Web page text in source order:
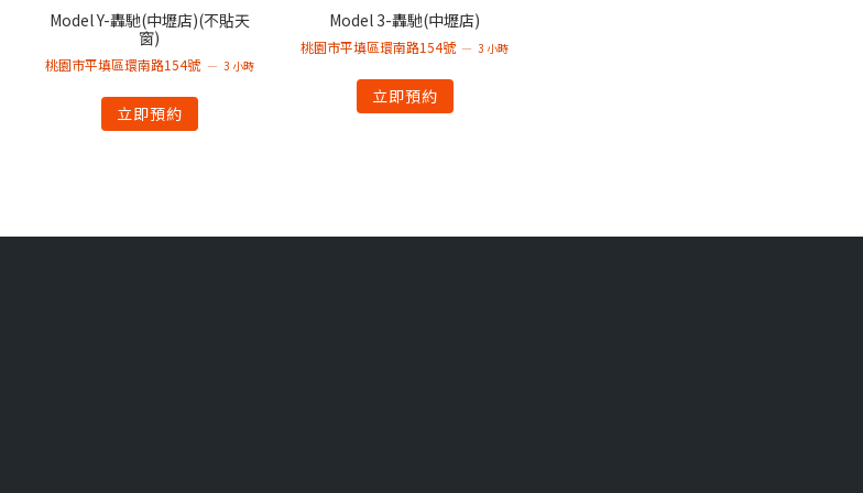
Model Y-轟馳(中壢店)(不貼天
窗)
桃園市平填區環南路154號 3 小時
立即預約
Model 3-轟馳(中壢店)
桃園市平填區環南路154號 3 小時
立即預約